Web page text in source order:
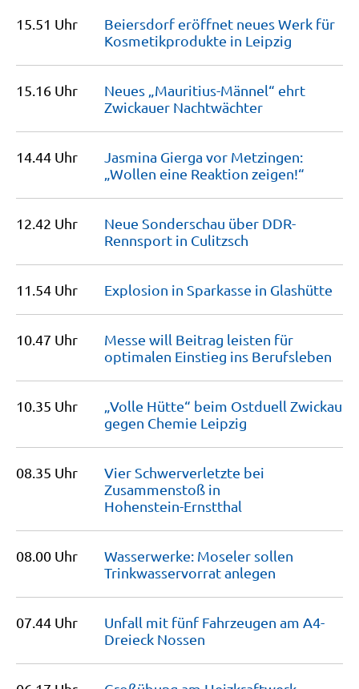
15.51 Uhr
Beiersdorf eröffnet neues Werk für
Kosmetikprodukte in Leipzig
15.16 Uhr
Neues „Mauritius-Männel“ ehrt
Zwickauer Nachtwächter
14.44 Uhr
Jasmina Gierga vor Metzingen:
„Wollen eine Reaktion zeigen!“
12.42 Uhr
Neue Sonderschau über DDR-
Rennsport in Culitzsch
11.54 Uhr Explosion in Sparkasse in Glashütte
10.47 Uhr
Messe will Beitrag leisten für
optimalen Einstieg ins Berufsleben
10.35 Uhr
„Volle Hütte“ beim Ostduell Zwickau
gegen Chemie Leipzig
08.35 Uhr
Vier Schwerverletzte bei
Zusammenstoß in
Hohenstein-Ernstthal
08.00 Uhr
Wasserwerke: Moseler sollen
Trinkwasservorratanlegen
07.44 Uhr
Unfall mit fünf Fahrzeugen am A4-
Dreieck Nossen